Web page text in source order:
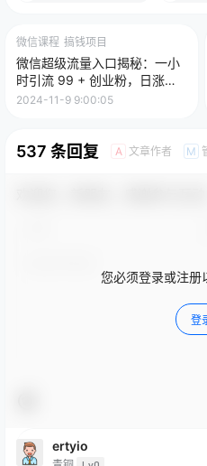
微信课程 搞钱项目
微信超级流量入口揭秘：一小
时引流 99 + 创业粉，日涨粉
999 +【揭秘】
2024-11-9 9:00:05
537 条回复 A 文章作者 M
您必须登录或注册
登
ertyio